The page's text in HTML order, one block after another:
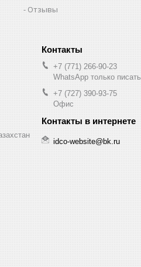
Отзывы
+7 (771) 266-90-23
WhatsApp только писать
+7 (727) 390-93-75
Офис
idco-website@bk.ru